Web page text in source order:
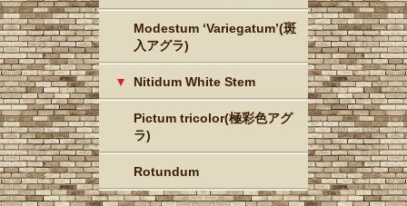
Modestum ‘Variegatum’(斑
入アグラ)
Nitidum White Stem
Pictum tricolor(極彩色アグ
ラ)
Rotundum